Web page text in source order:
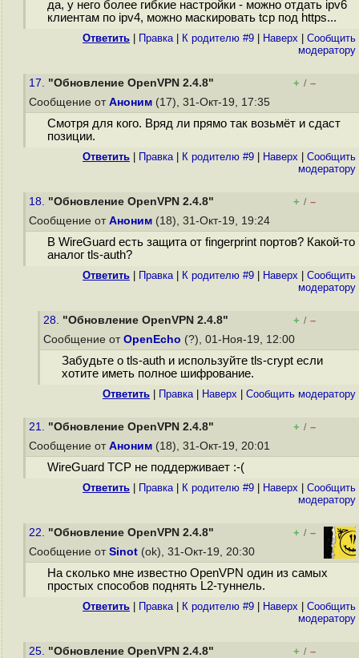
да, у него более гибкие настройки - можно отдать ipv6
клиентам по ipv4, можно маскировать tcp под https...
Ответить Правка| К родителю #9 Наверх
Cообщить
модератору
17. "Обновление OpenVPN 2.4.8" + / –
Сообщение от Аноним (17), 31-Окт-19, 17:35
Смотря для кого. Вряд ли прямо так возьмёт и сдаст
позиции.
Ответить Правка| К родителю #9 Наверх
Cообщить
модератору
18. "Обновление OpenVPN 2.4.8" + / –
Сообщение от Аноним (18), 31-Окт-19, 19:24
В WireGuard есть защита от fingerprint портов? Какой-то
аналог tls-auth?
Ответить Правка| К родителю #9 Наверх
Cообщить
модератору
28. "Обновление OpenVPN 2.4.8" + / –
Сообщение от OpenEcho (?), 01-Ноя-19, 12:00
Забудьте о tls-auth и используйте tls-crypt если
хотите иметь полное шифрование.
Ответить Правка| Наверх Cообщить модератору
21. "Обновление OpenVPN 2.4.8" + / –
Сообщение от Аноним (18), 31-Окт-19, 20:01
WireGuard TCP не поддерживает :-(
Ответить Правка| К родителю #9 Наверх
Cообщить
модератору
22. "Обновление OpenVPN 2.4.8" + / –
Сообщение от Sinot (ok), 31-Окт-19, 20:30
На сколько мне известно OpenVPN один из самых
простых способов поднять L2-туннель.
Ответить Правка| К родителю #9 Наверх
Cообщить
модератору
25. "Обновление OpenVPN 2.4.8" + / –